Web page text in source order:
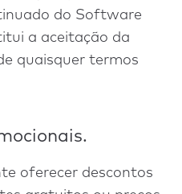
do Software
a aceitação da
quaisquer termos
oferecer descontos